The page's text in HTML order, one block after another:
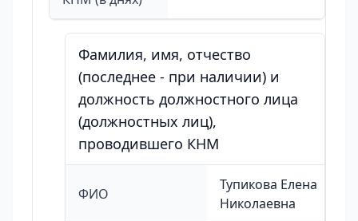
Фамилия, имя, отчество
(последнее - при наличии) и
должность должностного лица
(должностных лиц),
проводившего КНМ
ФИО
Тупикова Елена
Николаевна